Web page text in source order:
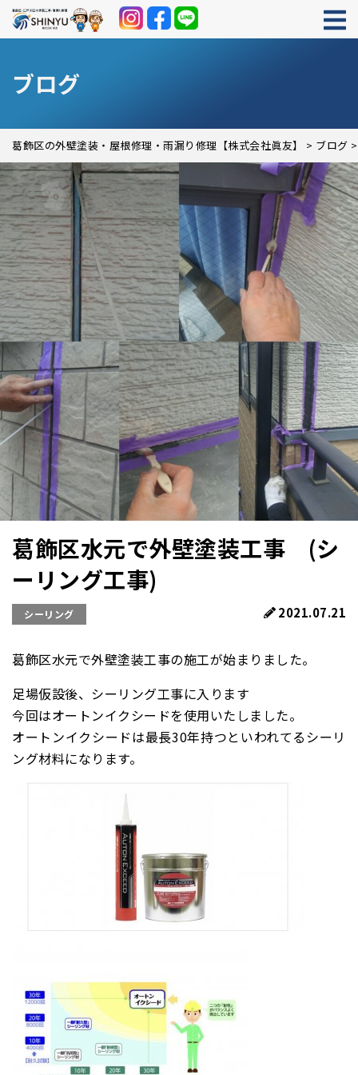
ブログ
葛飾区の外壁塗装・屋根修理・雨漏り修理【株式会社眞友】 > ブログ
葛飾区水元で外壁塗装工事 (シ
ーリング工事)
シーリング 2021.07.21
葛飾区水元で外壁塗装工事の施工が始まりました。
足場仮設後、シーリング工事に入ります
今回はオートンイクシードを使用いたしました。
オートンイクシードは最長30年持つといわれてるシーリ
ング材料になります。